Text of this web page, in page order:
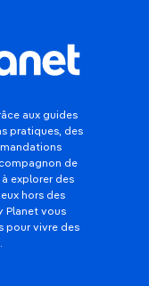
aux guides
pratiques, des
de
explorer des
hors des
Planet vous
pour vivre des